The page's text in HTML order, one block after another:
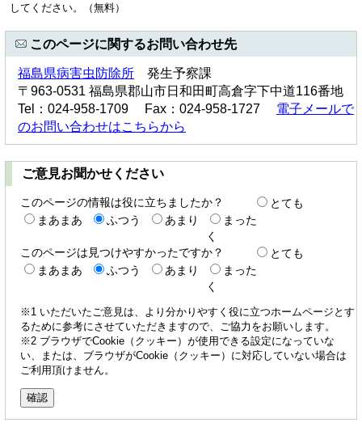
してください。（無料）
このページに関するお問い合わせ先
福島県病害虫防除所 発生予察課
〒963-0531 福島県郡山市日和田町高倉字下中道116番地
Tel：024-958-1709 Fax：024-958-1727 電子メールで
のお問い合わせはこちらから
ご意見お聞かせください
このページの情報は役に立ちましたか？
とても
まあまあ
ふつう あまり
まった
く
このページは見つけやすかったですか？
とても
まあまあ
ふつう あまり
まった
く
※1 いただいたご意見は、より分かりやすく役に立つホームページとす
るために参考にさせていただきますので、ご協力をお願いします。
※2 ブラウザでCookie（クッキー）が使用できる設定になっていな
い、または、ブラウザがCookie（クッキー）に対応していない場合は
ご利用頂けません。